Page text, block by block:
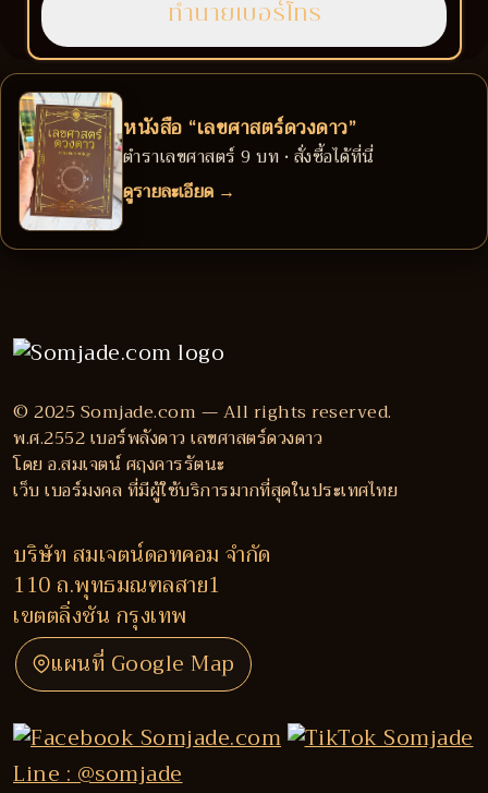
หนังสือ “เลขศาสตร์ดวงดาว”
ตำราเลขศาสตร์ 9 บท • สั่งซื้อได้ที่นี่
ดูรายละเอียด →
© 2025 Somjade.com — All rights reserved.
พ.ศ.2552 เบอร์พลังดาว เลขศาสตร์ดวงดาว
โดย อ.สมเจตน์ ศฤงคารรัตนะ
เว็บ เบอร์มงคล ที่มีผู้ใช้บริการมากที่สุดในประเทศไทย
บริษัท สมเจตน์ดอทคอม จำกัด
110 ถ.พุทธมณฑลสาย1
เขตตลิ่งชัน กรุงเทพ
แผนที่ Google Map
Line : @somjade